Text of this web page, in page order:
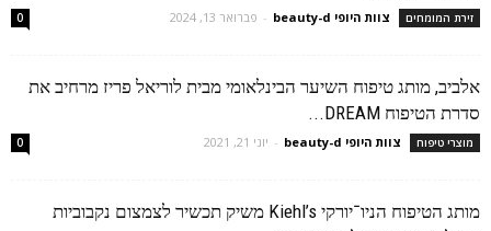
זירת המומחים צוות היופי beauty-d - פברואר 13, 2024 0
אלביב, מותג טיפוח השיער הבינלאומי מבית לוריאל פריז מרחיב את
סדרת הטיפוח DREAM...
מוצרי טיפוח צוות היופי beauty-d - יוני 21, 2021 0
מותג הטיפוח הניו־יורקי Kiehl’s משיק תכשיר לצמצום נקבוביות